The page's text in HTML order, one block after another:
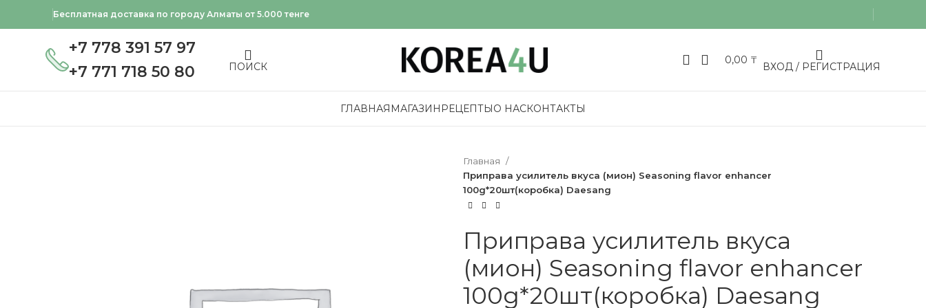
Бесплатная доставка по городу Алматы от 5.000 тенге
+7 778 391 57 97
+7 771 718 50 80
ПОИСК
0,00 ₸
ВХОД / РЕГИСТРАЦИЯ
ГЛАВНАЯ МАГАЗИН РЕЦЕПТЫО НАСКОНТАКТЫ
Главная
Приправа усилитель вкуса (мион) Seasoning flavor enhancer
100g*20шт(коробка) Daesang
Приправа усилитель вкуса
(мион) Seasoning flavor enhancer
100g*20шт(коробка) Daesang